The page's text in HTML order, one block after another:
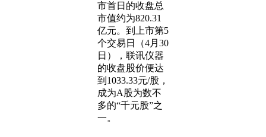
市首日的收盘总
市值约为820.31
亿元。到上市第5
个交易日（4月30
日），联讯仪器
的收盘股价便达
到1033.33元/股，
成为A股为数不
多的“千元股”之
一。